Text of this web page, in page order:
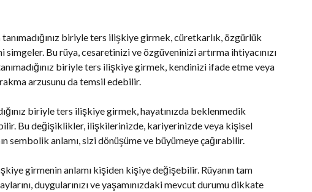
biriyle ters ilişkiye girmek, cüretkarlık, özgürlük
simgeler. Bu rüya, cesaretinizi ve özgüveninizi artırma ihtiyacınızı
biriyle ters ilişkiye girmek, kendinizi ifade etme veya
arzusunu da temsil edebilir.
biriyle ters ilişkiye girmek, hayatınızda beklenmedik
Bu değişiklikler, ilişkilerinizde, kariyerinizde veya kişisel
sembolik anlamı, sizi dönüşüme ve büyümeye çağırabilir.
girmenin anlamı kişiden kişiye değişebilir. Rüyanın tam
duygularınızı ve yaşamınızdaki mevcut durumu dikkate